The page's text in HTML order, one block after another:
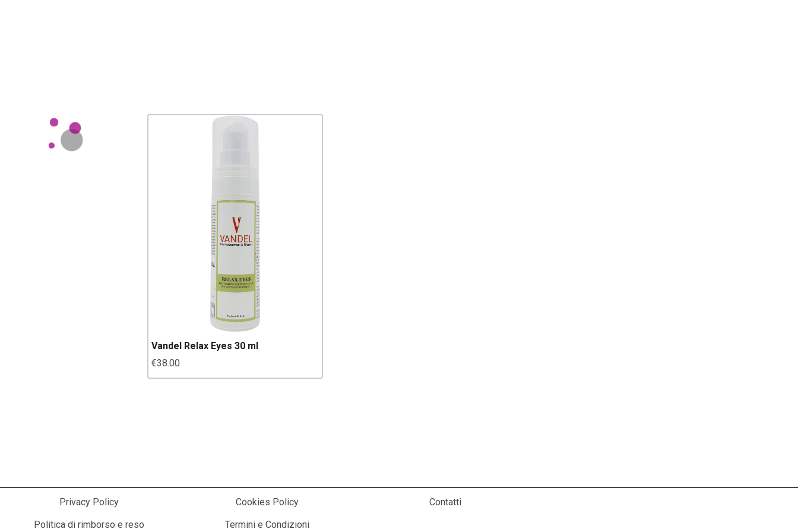
Vandel Relax Eyes 30 ml
€38.00
Privacy Policy
Politica di rimborso e reso
Cookies Policy
Termini e Condizioni
Contatti